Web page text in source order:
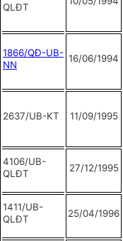
QLĐT
1866/QĐ-UB-
NN
16/06/1994
2637/UB-KT 11/09/1995
4106/UB-
QLĐT
27/12/1995
1411/UB-
QLĐT
25/04/1996